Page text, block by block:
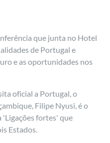
que junta no Hotel
de Portugal e
e as oportunidades nos
oficial a Portugal, o
Filipe Nyusi, é o
'Ligações fortes' que
Estados.